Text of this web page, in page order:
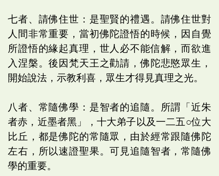
七者、請佛住世：是聖賢的禮遇。請佛住世對
人間非常重要，當初佛陀證悟的時候，因自覺
所證悟的緣起真理，世人必不能信解，而欲進
入涅槃。後因梵天王之勸請，佛陀悲愍眾生，
開始說法，示教利喜，眾生才得見真理之光。
八者、常隨佛學：是智者的追隨。所謂「近朱
者赤，近墨者黑」，十大弟子以及一二五○位大
比丘，都是佛陀的常隨眾，由於經常跟隨佛陀
左右，所以速證聖果。可見追隨智者，常隨佛
學的重要。